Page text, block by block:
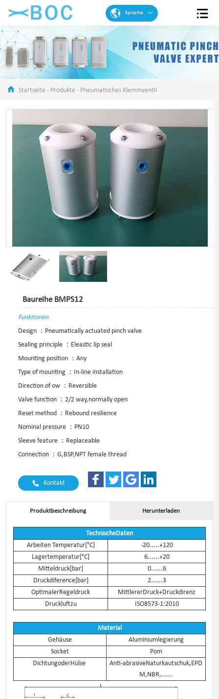
Sprache
Französisch
Spanisch
Portugiesisch
Startseite - Produkte - Pneumatisches Klemmventil
Baureihe BMPS12
Funktionen
Design ：Pneumatically actuated pinch valve
Sealing principle ：Eleastic lip seal
Mounting position ：Any
Type of mounting ：In-line installation
Direction of ow ：Reversible
Valve function ：2/2 way,normally open
Reset method ：Rebound resilience
Nominal pressure ：PN10
Sleeve feature ：Replaceable
Connection ：G,BSP,NPT female thread
Kontakt
Produktbeschreibung Herunterladen
TechnischeDaten
Arbeiten Temperatur[°C]
-20.....+120
Lagertemperatur[°C]
6......+20
Mitteldruck[bar]
0......6
Druckdiference[bar]
2......3
OptimalerRegeldruck
MittlererDruck+Druckdirenz
Druckluftzu
ISO8573-1:2010
Material
Gehäuse
Aluminiumlegierung
Socket
Pom
DichtungoderHülse
Anti-abrasiveNaturkautschuk,EPD
M,NBR,......